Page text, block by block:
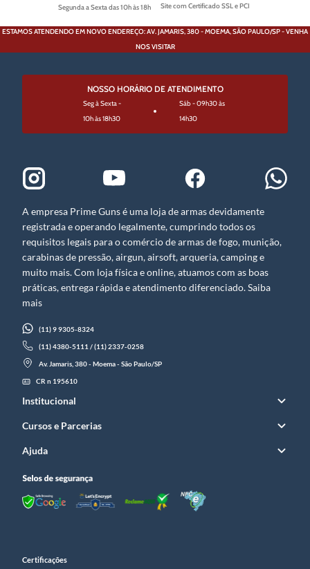
Segunda a Sexta das 10h às 18h Site com Certificado SSL e PCI
ESTAMOS ATENDENDO EM NOVO ENDEREÇO: AV. JAMARIS, 380 - MOEMA, SÃO PAULO/SP - VENHA
NOS VISITAR
NOSSO HORÁRIO DE ATENDIMENTO
Seg à Sexta -
10h às 18h30
Sáb - 09h30 às
14h30
A empresa Prime Guns é uma loja de armas devidamente
registrada e operando legalmente, cumprindo todos os
requisitos legais para o comércio de armas de fogo, munição,
carabinas de pressão, airgun, airsoft, arqueria, camping e
muito mais. Com loja física e online, atuamos com as boas
práticas, entrega rápida e atendimento diferenciado. Saiba
mais
(11) 9 9305-8324
(11) 4380-5111 / (11) 2337-0258
Av. Jamaris, 380 - Moema - São Paulo/SP
CR n 195610
Institucional
Cursos e Parcerias
Ajuda
Certificações